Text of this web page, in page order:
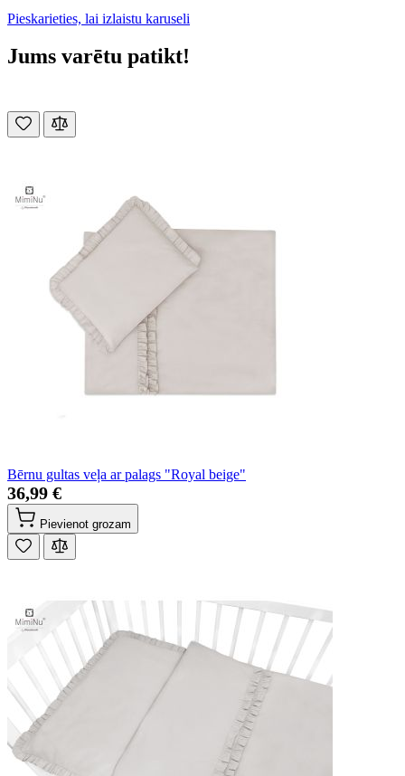
Pieskarieties, lai izlaistu karuseli
Jums varētu patikt!
Bērnu gultas veļa ar palags "Royal beige"
36,99 €
Pievienot grozam